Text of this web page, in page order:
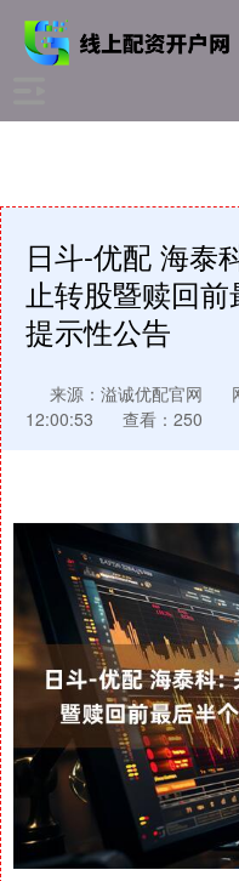
日斗-优配 海泰
止转股暨赎回
提示性公告
来源：溢诚优配官网
12:00:53
查看：250